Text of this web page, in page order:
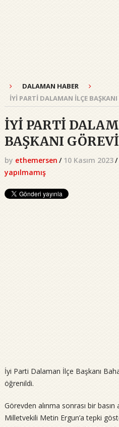
DALAMAN HABER
İYİ PARTİ DALAMAN İLÇE
İYİ PARTİ
BAŞKANI
by ethemersen / 10 Kasım 2023/
yapılmamış
İyi Parti Dalaman İlçe Başkanı
öğrenildi.
Görevden alınma sonrası bir basın
Milletvekili Metin Ergun’a tepki